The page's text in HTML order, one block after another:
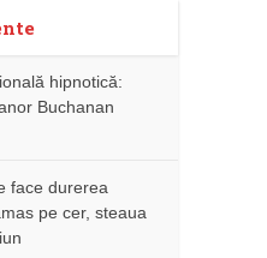
hipnotică:
Buchanan
face durerea
pe cer, steaua